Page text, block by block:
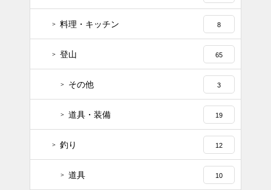
料理・キッチン 8
登山 65
その他 3
道具・装備 19
釣り 12
道具 10